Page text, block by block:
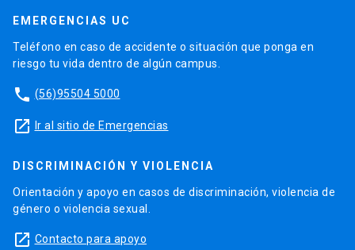
EMERGENCIAS UC
Teléfono en caso de accidente o situación que ponga en
riesgo tu vida dentro de algún campus.
phone (56)95504 5000
launch Ir al sitio de Emergencias
DISCRIMINACIÓN Y VIOLENCIA
Orientación y apoyo en casos de discriminación, violencia de
género o violencia sexual.
launch Contacto para apoyo